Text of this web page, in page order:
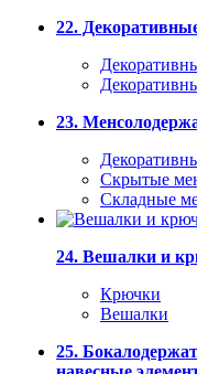
22.
23.
Скрытые
Складные
24. Вешалки и
Крючки
Вешалки
25.